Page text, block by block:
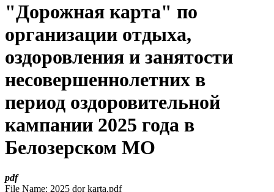
"Дорожная карта" по
организации отдыха,
оздоровления и занятости
несовершеннолетних в
период оздоровительной
кампании 2025 года в
Белозерском МО
pdf
File Name: 2025 dor karta.pdf